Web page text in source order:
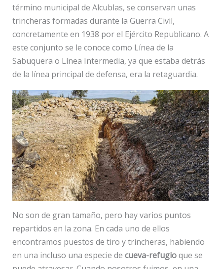
término municipal de Alcublas, se conservan unas
trincheras formadas durante la Guerra Civil,
concretamente en 1938 por el Ejército Republicano. A
este conjunto se le conoce como Línea de la
Sabuquera o Línea Intermedia, ya que estaba detrás
de la línea principal de defensa, era la retaguardia.
No son de gran tamaño, pero hay varios puntos
repartidos en la zona. En cada uno de ellos
encontramos puestos de tiro y trincheras, habiendo
en una incluso una especie de cueva-refugioque se